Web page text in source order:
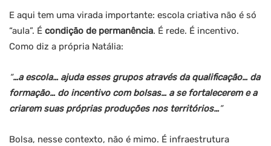
E aqui tem uma virada importante: escola criativa não é só
“aula”. É condição de permanência. É rede. É incentivo.
Como diz a própria Natália:
“…a escola… ajuda esses grupos através da qualificação… da
formação… do incentivo com bolsas… a se fortalecerem e a
criarem suas próprias produções nos territórios…”
Bolsa, nesse contexto, não é mimo. É infraestrutura